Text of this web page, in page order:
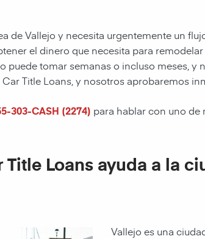
de Vallejo y necesita urgentemente un
el dinero que necesita para
puede tomar semanas o incluso meses, y
Car Title Loans, y nosotros aprobaremos
303-CASH (2274) para hablar con uno de
Title Loans ayuda a la
Vallejo es una